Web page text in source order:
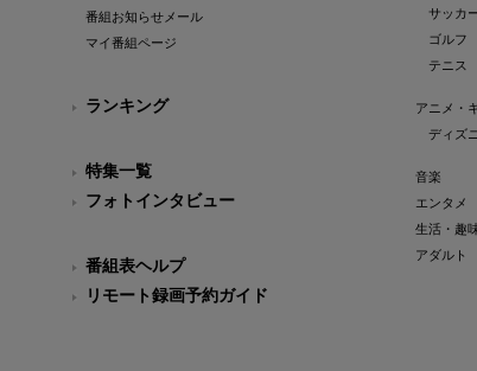
番組お知らせメール
マイ番組ページ
ランキング
特集一覧
フォトインタビュー
番組表ヘルプ
リモート録画予約ガイド
サッカ
ゴルフ
テニス
アニメ・
ディズ
音楽
エンタメ
生活・趣
アダルト